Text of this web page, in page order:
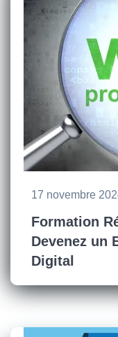
17 novembre
Formation
Devenez un
Digital